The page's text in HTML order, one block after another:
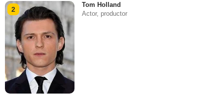
2
Tom Holland
Actor, productor